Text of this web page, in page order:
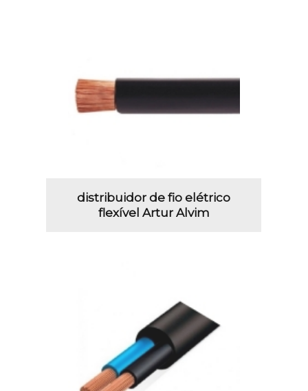
distribuidor de fio elétrico
flexível Artur Alvim